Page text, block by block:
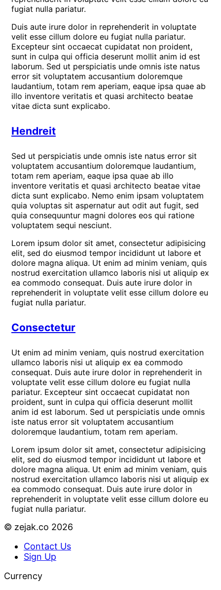
fugiat nulla pariatur.
Duis aute irure dolor in reprehenderit in voluptate
velit esse cillum dolore eu fugiat nulla pariatur.
Excepteur sint occaecat cupidatat non proident,
sunt in culpa qui officia deserunt mollit anim id est
laborum. Sed ut perspiciatis unde omnis iste natus
error sit voluptatem accusantium doloremque
laudantium, totam rem aperiam, eaque ipsa quae ab
illo inventore veritatis et quasi architecto beatae
vitae dicta sunt explicabo.
Hendreit
Sed ut perspiciatis unde omnis iste natus error sit
voluptatem accusantium doloremque laudantium,
totam rem aperiam, eaque ipsa quae ab illo
inventore veritatis et quasi architecto beatae vitae
dicta sunt explicabo. Nemo enim ipsam voluptatem
quia voluptas sit aspernatur aut odit aut fugit, sed
quia consequuntur magni dolores eos qui ratione
voluptatem sequi nesciunt.
Lorem ipsum dolor sit amet, consectetur adipisicing
elit, sed do eiusmod tempor incididunt ut labore et
dolore magna aliqua. Ut enim ad minim veniam, quis
nostrud exercitation ullamco laboris nisi ut aliquip ex
ea commodo consequat. Duis aute irure dolor in
reprehenderit in voluptate velit esse cillum dolore eu
fugiat nulla pariatur.
Consectetur
Ut enim ad minim veniam, quis nostrud exercitation
ullamco laboris nisi ut aliquip ex ea commodo
consequat. Duis aute irure dolor in reprehenderit in
voluptate velit esse cillum dolore eu fugiat nulla
pariatur. Excepteur sint occaecat cupidatat non
proident, sunt in culpa qui officia deserunt mollit
anim id est laborum. Sed ut perspiciatis unde omnis
iste natus error sit voluptatem accusantium
doloremque laudantium, totam rem aperiam.
Lorem ipsum dolor sit amet, consectetur adipisicing
elit, sed do eiusmod tempor incididunt ut labore et
dolore magna aliqua. Ut enim ad minim veniam, quis
nostrud exercitation ullamco laboris nisi ut aliquip ex
ea commodo consequat. Duis aute irure dolor in
reprehenderit in voluptate velit esse cillum dolore eu
fugiat nulla pariatur.
© zejak.co 2026
Contact Us
Sign Up
Currency